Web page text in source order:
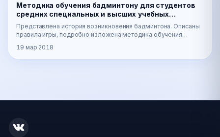
Методика обучения бадминтону для студентов
средних специальных и высших учебных
заведений - Казанцева Н.В., Глазова Е.В.,
Малёванный А.А.
Представлена история возникновения бадминтона. Описаны
правила игры, подробно изложена методика обучения
19 мар 2018